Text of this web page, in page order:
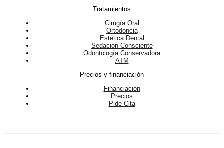
Tratamientos
Cirugía Oral
Ortodoncia
Estética Dental
Sedación Consciente
Odontología Conservadora
ATM
Precios y financiación
Financiación
Precios
Pide Cita